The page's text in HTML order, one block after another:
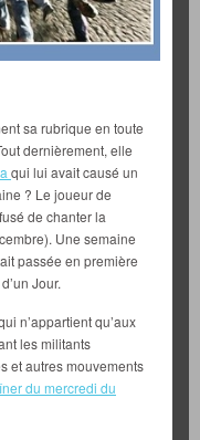
sa rubrique en toute
dernièrement, elle
qui lui avait causé un
? Le joueur de
de chanter la
Une semaine
passée en première
Jour.
n’appartient qu’aux
les militants
et autres mouvements
du mercredi du